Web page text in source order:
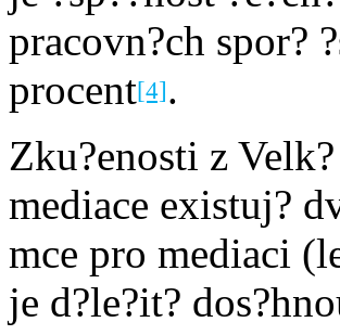
pracovn?ch spor?
procent[4].
Zku?enosti z
mediace existuj?
mce pro mediaci
je d?le?it?